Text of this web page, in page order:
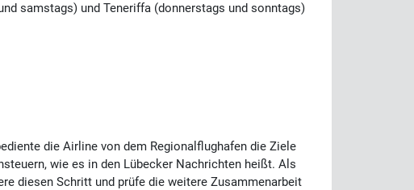
samstags) und Teneriffa (donnerstags und sonntags)
die Airline von dem Regionalflughafen die Ziele
wie es in den Lübecker Nachrichten heißt. Als
diesen Schritt und prüfe die weitere Zusammenarbeit